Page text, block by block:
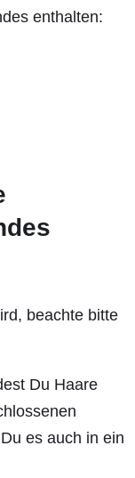
enthalten:
beachte bitte
Du Haare
es auch in ein